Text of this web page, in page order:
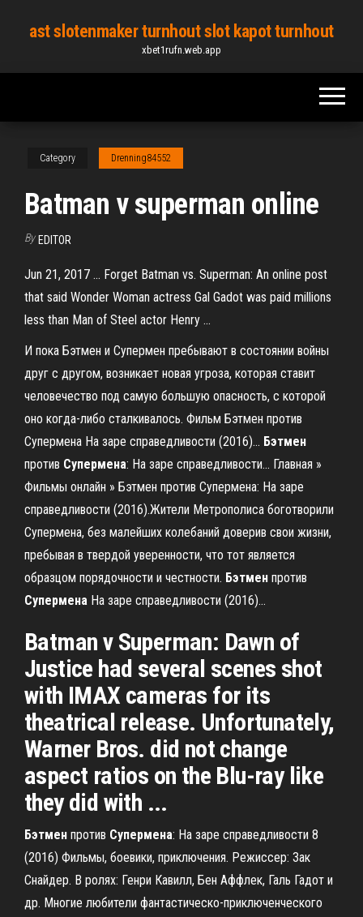
content
ast slotenmaker turnhout slot kapot turnhout
xbet1rufn.web.app
Category Drenning84552
Batman v superman online
By EDITOR
Jun 21, 2017 ... Forget Batman vs. Superman: An online post
that said Wonder Woman actress Gal Gadot was paid millions
less than Man of Steel actor Henry ...
И пока Бэтмен и Супермен пребывают в состоянии войны
друг с другом, возникает новая угроза, которая ставит
человечество под самую большую опасность, с которой
оно когда-либо сталкивалось. Фильм Бэтмен против
Супермена На заре справедливости (2016)... Бэтмен
против Супермена: На заре справедливости... Главная »
Фильмы онлайн » Бэтмен против Супермена: На заре
справедливости (2016).Жители Метрополиса боготворили
Супермена, без малейших колебаний доверив свои жизни,
пребывая в твердой уверенности, что тот является
образцом порядочности и честности. Бэтмен против
Супермена На заре справедливости (2016)…
Batman v Superman: Dawn of
Justice had several scenes shot
with IMAX cameras for its
theatrical release. Unfortunately,
Warner Bros. did not change
aspect ratios on the Blu-ray like
they did with ...
Бэтмен против Супермена: На заре справедливости 8
(2016) Фильмы, боевики, приключения. Режиссер: Зак
Снайдер. В ролях: Генри Кавилл, Бен Аффлек, Галь Гадот и
др. Многие любители фантастическо-приключенческого